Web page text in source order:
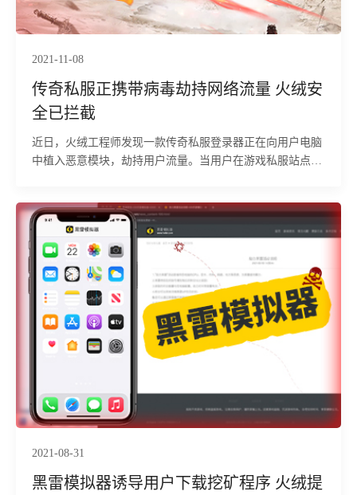
2021-11-08
传奇私服正携带病毒劫持网络流量 火绒安
全已拦截
近日，火绒工程师发现一款传奇私服登录器正在向用户电脑
中植入恶意模块，劫持用户流量。当用户在游戏私服站点中
2021-08-31
黑雷模拟器诱导用户下载挖矿程序 火绒提